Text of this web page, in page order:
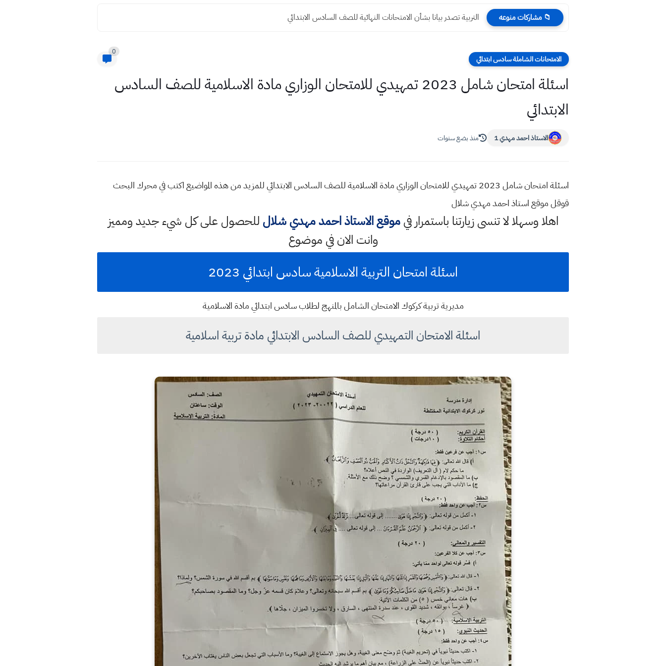
📁 مشاركات منوعه التربية تصدر بيانا بشأن الامتحانات النهائية للصف السادس الابتدائي
الامتحانات الشاملة سادس ابتدائي
0
اسئلة امتحان شامل 2023 تمهيدي للامتحان الوزاري مادة الاسلامية للصف السادس
الابتدائي
الاستاذ احمد مهدي 1 منذ بضع سنوات
اسئلة امتحان شامل 2023 تمهيدي للامتحان الوزاري مادة الاسلامية للصف السادس الابتدائي للمزيد من هذه المواضيع اكتب في محرك البحث
قوقل موقع استاذ احمد مهدي شلال
اهلا وسهلالا تنسى زيارتنا باستمرار فيموقع الاستاذ احمد مهدي شلال للحصول على كل شيء جديد ومميز
وانت الان في موضوع
اسئلة امتحان التربية الاسلامية سادس ابتدائي 2023
مديرية تربية كركوك الامتحان الشامل بالمنهج لطلاب سادس ابتدائي مادة الاسلامية
اسئلة الامتحان التمهيدي للصف السادس الابتدائي مادة تربية اسلامية